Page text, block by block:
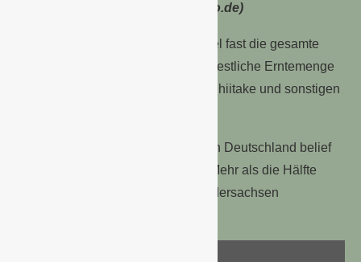
(Foto: Timo Klostermeier / pixelio.de)
Mit einem Anteil von gut 98 % entfiel fast die gesamte
Produktion auf Champignons. Die restliche Erntemenge
setzte sich aus Austernseitlingen, Shiitake und sonstigen
Die Erntefläche von Speisepilzen in Deutschland belief
sich im Jahr 2015 auf 279 Hektar. Mehr als die Hälfte
dieser Fläche entfiel dabei auf Niedersachsen